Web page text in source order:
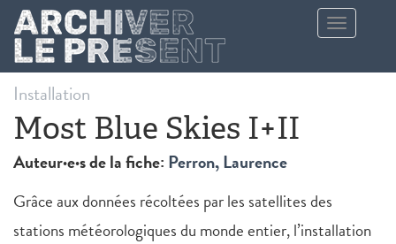
Aller au contenu principal
Toggle
navigation
Installation
Most Blue Skies I+II
Auteur·e·s de la fiche: Perron, Laurence
Grâce aux données récoltées par les satellites des
stations météorologiques du monde entier, l’installation